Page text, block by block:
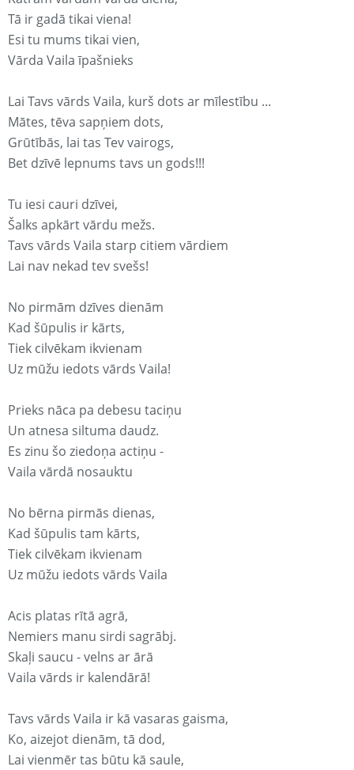
Tā ir gadā tikai viena!
Esi tu mums tikai vien,
Vārda Vaila īpašnieks
Lai Tavs vārds Vaila, kurš dots ar mīlestību ...
Mātes, tēva sapņiem dots,
Grūtībās, lai tas Tev vairogs,
Bet dzīvē lepnums tavs un gods!!!
Tu iesi cauri dzīvei,
Šalks apkārt vārdu mežs.
Tavs vārds Vaila starp citiem vārdiem
Lai nav nekad tev svešs!
No pirmām dzīves dienām
Kad šūpulis ir kārts,
Tiek cilvēkam ikvienam
Uz mūžu iedots vārds Vaila!
Prieks nāca pa debesu taciņu
Un atnesa siltuma daudz.
Es zinu šo ziedoņa actiņu -
Vaila vārdā nosauktu
No bērna pirmās dienas,
Kad šūpulis tam kārts,
Tiek cilvēkam ikvienam
Uz mūžu iedots vārds Vaila
Acis platas rītā agrā,
Nemiers manu sirdi sagrābj.
Skaļi saucu - velns ar ārā
Vaila vārds ir kalendārā!
Tavs vārds Vaila ir kā vasaras gaisma,
Ko, aizejot dienām, tā dod,
Lai vienmēr tas būtu kā saule,